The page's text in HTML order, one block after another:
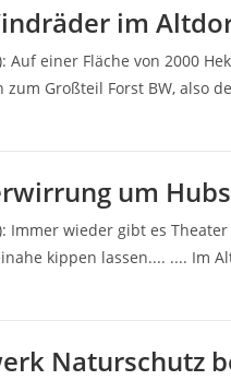
im
Auf einer Fläche von 2000
zum Großteil Forst BW, also
um
Immer wieder gibt es
kippen lassen.... .... Im
Naturschutz